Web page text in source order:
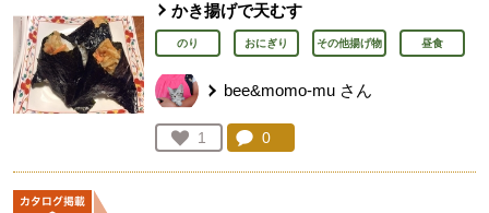
かき揚げで天むす
のり おにぎり その他揚げ物 昼食
bee&momo-mu さん
お気に入り登録：
1
人が登録
コメント：
0